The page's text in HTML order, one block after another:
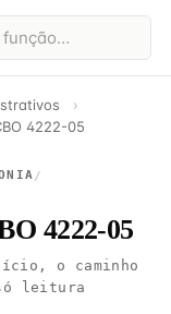
›
4222-05
/
4222-05
o caminho
só leitura